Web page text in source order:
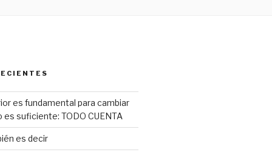
es fundamental para cambiar
es suficiente: TODO CUENTA
es decir